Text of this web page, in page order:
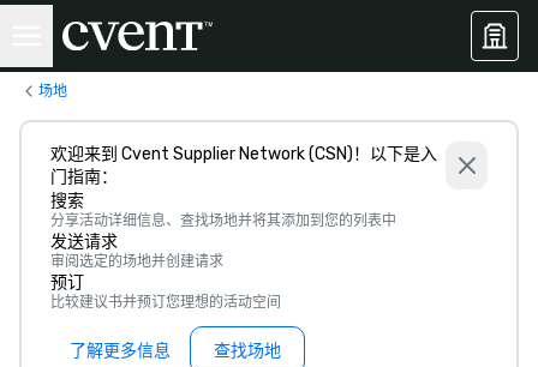
场地
欢迎来到 Cvent Supplier Network (CSN)！以下是入
门指南：
搜索
分享活动详细信息、查找场地并将其添加到您的列表中
发送请求
审阅选定的场地并创建请求
预订
比较建议书并预订您理想的活动空间
了解更多信息 查找场地